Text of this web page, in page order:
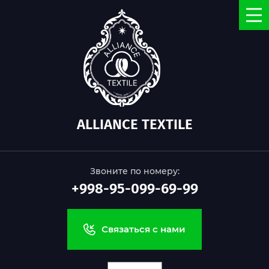
ALLIANCE TEXTILE
Связаться с нами
Звоните по номеру:
+998-95-099-69-99